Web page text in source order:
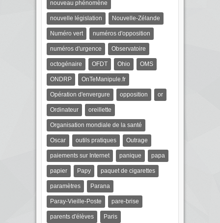
nouveau phénomène
nouvelle législation Nouvelle-Zélande
Numéro vert numéros d'opposition
numéros d'urgence Observatoire
octogénaire OFDT Ohio OMS
ONDRP OnTeManipule.fr
Opération d'envergure opposition or
Ordinateur oreillette
Organisation mondiale de la santé
Oscar outils pratiques Outrage
paiements sur Internet panique papa
papier Papy paquet de cigarettes
paramètres Parana
Paray-Vieille-Poste pare-brise
parents d'élèves Paris